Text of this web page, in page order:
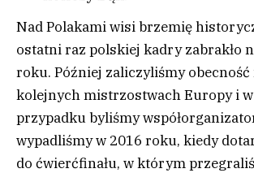
Nad Polakami wisi brzemię
ostatni raz polskiej kadry zabrakło
roku. Później zaliczyliśmy
kolejnych mistrzostwach Europy i
przypadku byliśmy
wypadliśmy w 2016 roku, kiedy
do ćwierćfinału, w którym